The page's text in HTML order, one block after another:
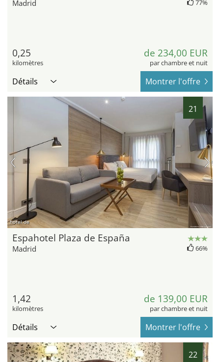
Madrid 77%
0,25
kilomètres
de 234,00 EUR
par chambre et nuit
Détails Montrer l'offre
21
hotel.de
Espahotel Plaza de España
Madrid 66%
1,42
kilomètres
de 139,00 EUR
par chambre et nuit
Détails Montrer l'offre
22